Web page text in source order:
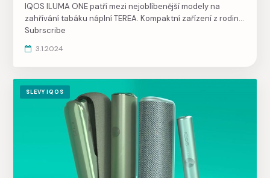
IQOS ILUMA ONE patří mezi nejoblíbenější modely na
zahřívání tabáku náplní TEREA. Kompaktní zařízení z rodiny
ILUMA je nejlevnější s nejlepším poměrem cena/výkon.
Subrscribe
3.1.2024
SLEVY IQOS